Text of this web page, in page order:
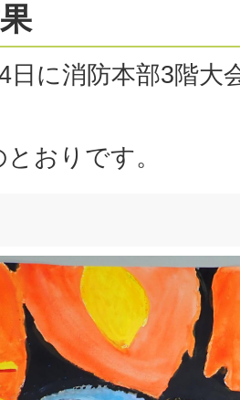
日に消防本部3階大
おりです。